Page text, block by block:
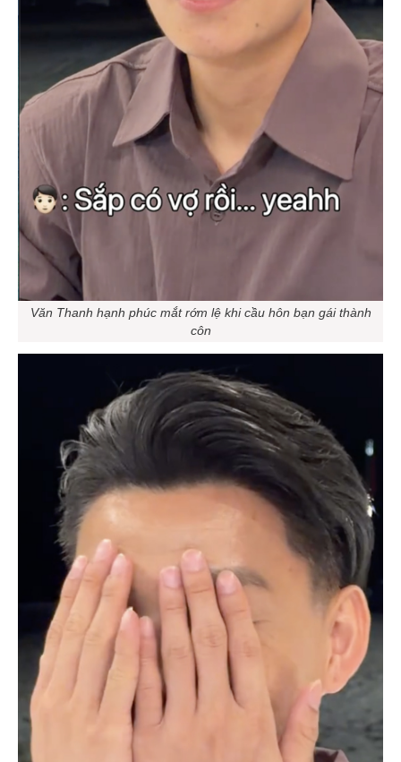
Văn Thanh hạnh phúc mắt rớm lệ khi cầu hôn bạn gái thành
côn